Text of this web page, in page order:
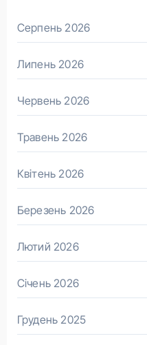
Серпень 2026
Липень 2026
Червень 2026
Травень 2026
Квітень 2026
Березень 2026
Лютий 2026
Січень 2026
Грудень 2025